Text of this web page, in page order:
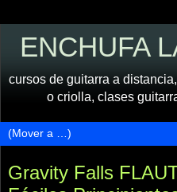
ENCHUFA
cursos de guitarra a
o criolla, clases
Gravity Falls